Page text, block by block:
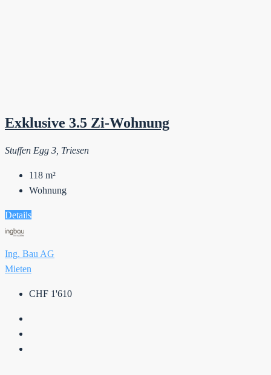
Exklusive 3.5 Zi-Wohnung
Stuffen Egg 3, Triesen
118 m²
Wohnung
Details
Ing. Bau AG
Mieten
CHF 1'610